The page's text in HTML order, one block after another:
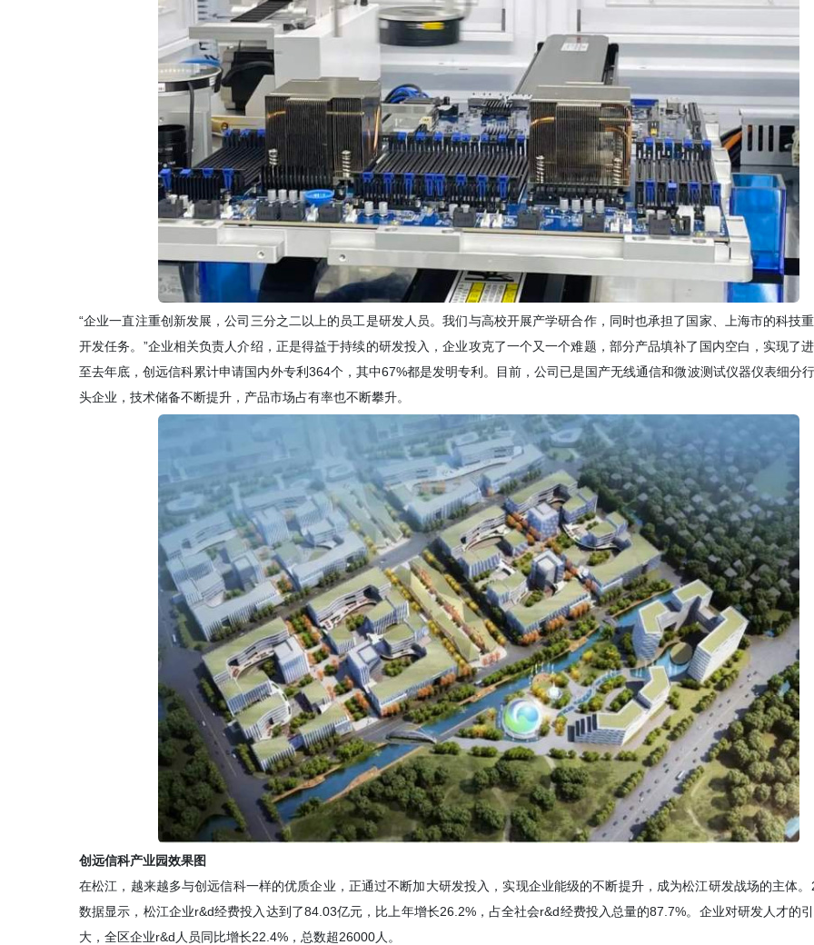
“企业一直注重创新发展，公司三分之二以上的员工是研发人员。我们与高校开展产学研合作，同时也承担了国家、上海市的科技
开发任务。”企业相关负责人介绍，正是得益于持续的研发投入，企业攻克了一个又一个难题，部分产品填补了国内空白，实现了
至去年底，创远信科累计申请国内外专利364个，其中67%都是发明专利。目前，公司已是国产无线通信和微波测试仪器仪表细分
头企业，技术储备不断提升，产品市场占有率也不断攀升。
创远信科产业园效果图
在松江，越来越多与创远信科一样的优质企业，正通过不断加大研发投入，实现企业能级的不断提升，成为松江研发战场的主体
数据显示，松江企业r&d经费投入达到了84.03亿元，比上年增长26.2%，占全社会r&d经费投入总量的87.7%。企业对研发人才的
大，全区企业r&d人员同比增长22.4%，总数超26000人。